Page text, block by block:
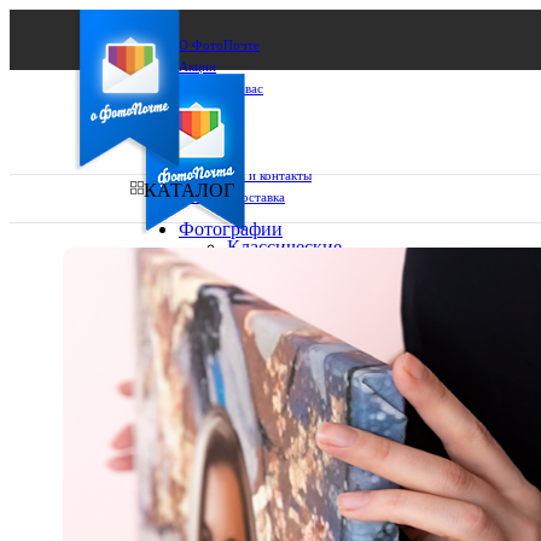
О ФотоПочте
Акции
Сделаем за вас
Бизнесу
FAQ
Франшиза
Поддержка и контакты
Оплата и доставка
Ваш город:
Ваш регион доставки
Выберите из списка:
КАТАЛОГ
Фотографии
Классические
10х15
13х18
15х15
15х20
20х20
20х30
30х30
30х40
А4
Фото